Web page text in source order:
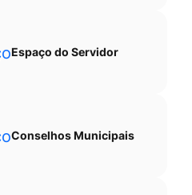
Espaço do Servidor
Conselhos Municipais